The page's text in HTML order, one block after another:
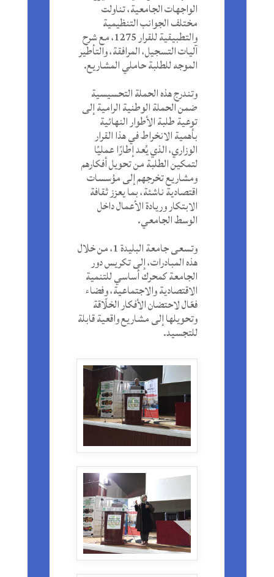
الواجهات الجامعية، تناولت
مختلف الجوانب التنظيمية
والتطبيقية للقرار 1275، مع شرح
آليات التسجيل، المرافقة، والتأطير
الموجه للطلبة حاملي المشاريع.
وتندرج هذه الحملة التحسيسية
ضمن الحملة الوطنية الرامية إلى
توعية طلبة الأطوار النهائية
بأهمية الانخراط في هذا القرار
الوزاري، الذي يُعد إطارًا عمليًا
لتمكين الطلبة من تحويل أفكارهم
ومشاريع تخرجهم إلى مؤسسات
اقتصادية ناشئة، بما يعزز ثقافة
الابتكار وريادة الأعمال داخل
الوسط الجامعي.
وتسعى جامعة البليدة 1، من خلال
هذه المبادرات، إلى تكريس دور
الجامعة كمحرك أساسي للتنمية
الاقتصادية والاجتماعية، وفضاء
فعّال لاحتضان الأفكار الخلّاقة
وتحويلها إلى مشاريع واقعية قابلة
للتجسيد.